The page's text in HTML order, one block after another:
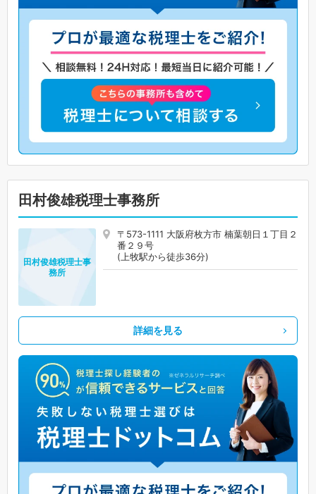
田村俊雄税理士事務所
〒573-1111 大阪府枚方市 楠葉朝日１丁目２
番２９号
(上牧駅から徒歩36分)
田村俊雄税理士事
務所
詳細を見る